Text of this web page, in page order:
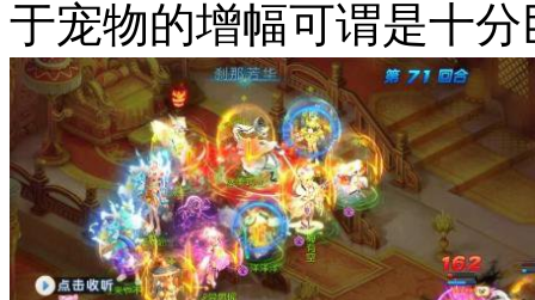
于宠物的增幅可谓是十分